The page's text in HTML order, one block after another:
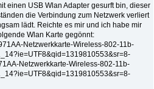
einen USB Wlan Adapter gesurft bin, dieser
die Verbindung zum Netzwerk verliert
lädt. Reichte es mir und ich habe mir
Wlan Karte gegönnt:
Netzwerkkarte-Wireless-802-11b-
Netzwerkkarte-Wireless-802-11b-